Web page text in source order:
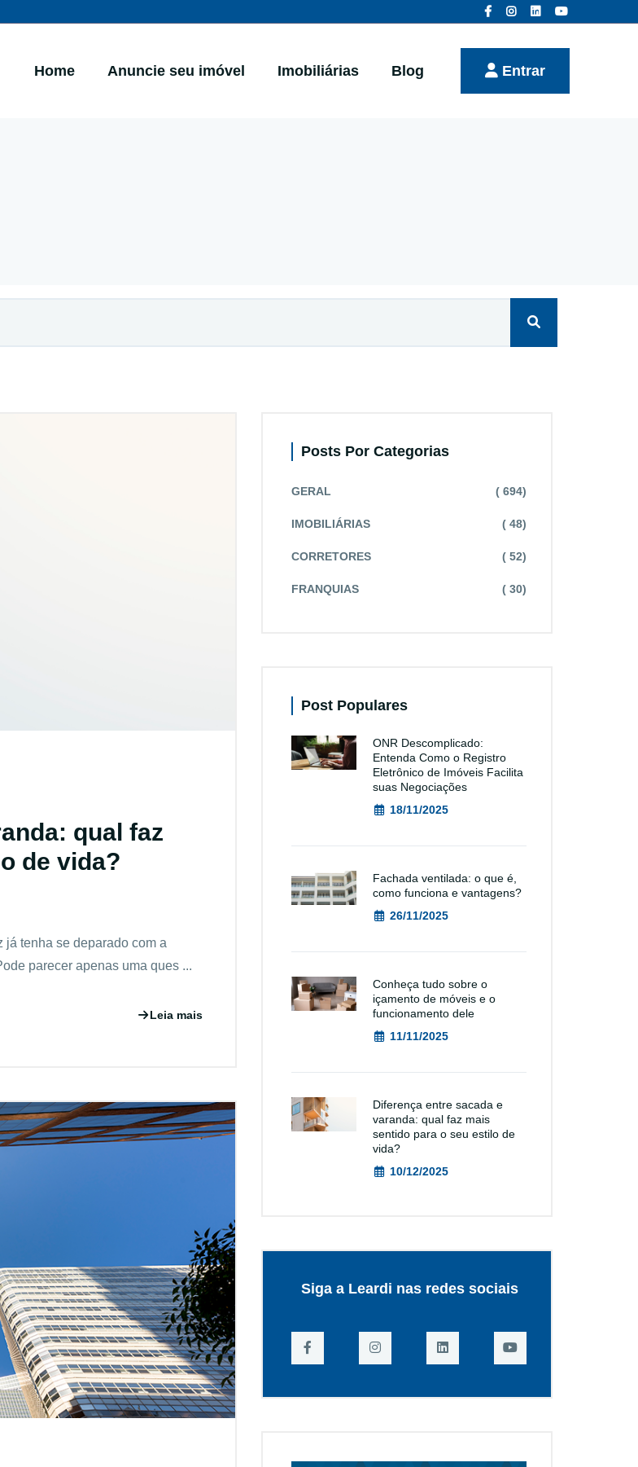
Home Anuncie seu imóvel Imobiliárias Blog Entrar
qual faz
de vida?
já tenha se deparado com a
parecer apenas uma ques ...
Leia mais
Posts Por Categorias
GERAL ( 694)
IMOBILIÁRIAS ( 48)
CORRETORES ( 52)
FRANQUIAS ( 30)
Post Populares
ONR Descomplicado:
Entenda Como o Registro
Eletrônico de Imóveis Facilita
suas Negociações
18/11/2025
Fachada ventilada: o que é,
como funciona e vantagens?
26/11/2025
Conheça tudo sobre o
içamento de móveis e o
funcionamento dele
11/11/2025
Diferença entre sacada e
varanda: qual faz mais
sentido para o seu estilo de
vida?
10/12/2025
Siga a Leardi nas redes sociais